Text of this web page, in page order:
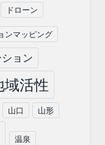
ドローン
ンマッピング
ョン
域活性
山口 山形
温泉